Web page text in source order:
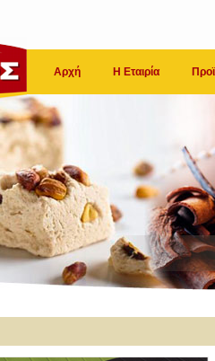
Αρχή Η Εταιρία